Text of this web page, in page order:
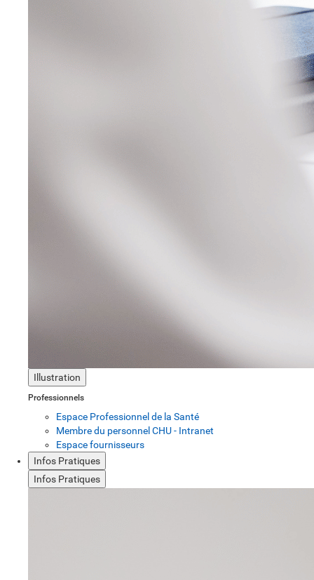
Illustration
Professionnels
Espace Professionnel de la Santé
Membre du personnel CHU - Intranet
Espace fournisseurs
Infos Pratiques
Infos Pratiques